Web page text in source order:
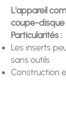
L'appareil
coupe-
Particularités :
Les inserts
sans outils
Construction